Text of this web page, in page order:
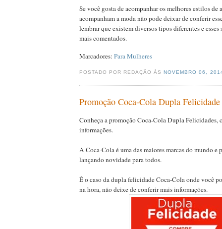
Se você gosta de acompanhar os melhores estilos de
acompanham a moda não pode deixar de conferir
lembrar que existem diversos tipos diferentes e esses
mais comentados.
Marcadores: Para Mulheres
POSTADO POR REDAÇÃO ÀSNOVEMBRO 06,
Promoção Coca-Cola Dupla
Conheça a promoção Coca-Cola Dupla Felicidades,
informações.
A Coca-Cola é uma das maiores marcas do mundo e
lançando novidade para todos.
É o caso da dupla felicidade Coca-Cola onde você
na hora, não deixe de conferir mais informações.